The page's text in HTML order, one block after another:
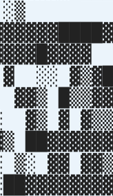
░▒
▓▒ ▓
▒░ ▓▓